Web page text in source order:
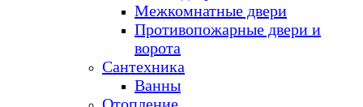
Межкомнатные двери
Противопожарные двери и
ворота
Сантехника
Ванны